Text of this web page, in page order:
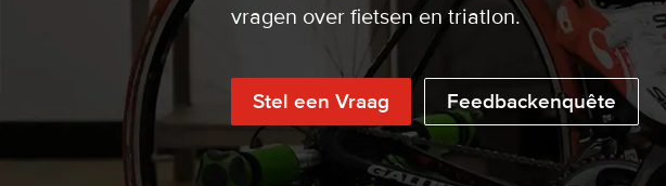
vragen over fietsen en triatlon.
Stel een Vraag Feedbackenquête